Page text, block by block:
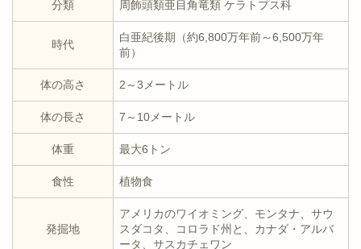
分類 周飾頭類亜目角竜類 ケラトプス科
時代
白亜紀後期（約6,800万年前～6,500万年
前）
体の高さ 2～3メートル
体の長さ 7～10メートル
体重 最大6トン
食性 植物食
発掘地
アメリカのワイオミング、モンタナ、サウ
スダコタ、コロラド州と、カナダ・アルバ
ータ、サスカチェワン